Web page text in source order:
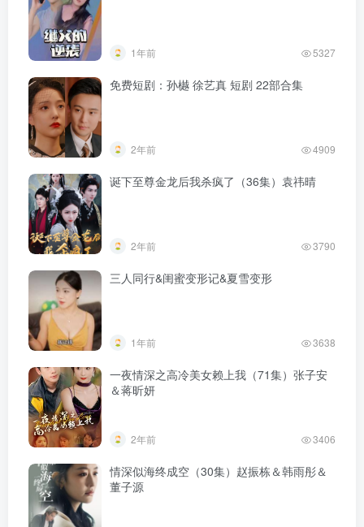
1年前 5327
免费短剧：孙樾 徐艺真 短剧 22部合集
2年前 4909
诞下至尊金龙后我杀疯了（36集）袁祎晴
2年前 3790
三人同行&闺蜜变形记&夏雪变形
1年前 3638
一夜情深之高冷美女赖上我（71集）张子安
＆蒋昕妍
2年前 3406
情深似海终成空（30集）赵振栋＆韩雨彤＆
董子源